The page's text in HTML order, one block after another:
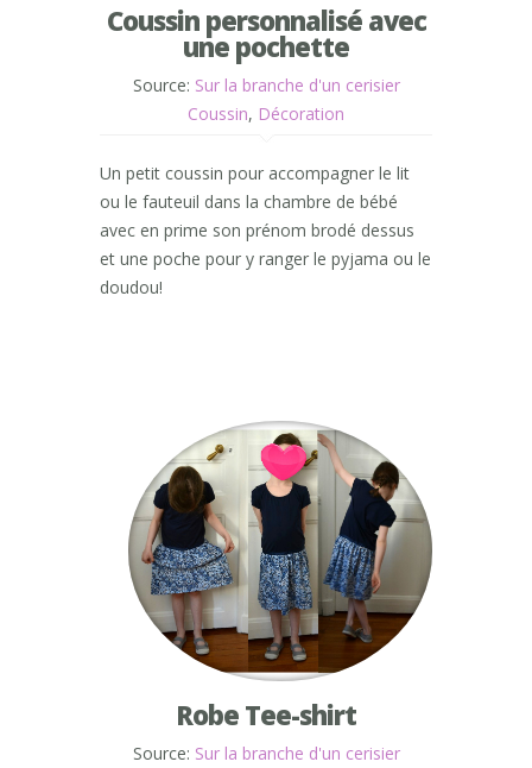
Coussin personnalisé avec
une pochette
Source: Sur la branche d'un cerisier
Coussin, Décoration
Un petit coussin pour accompagner le lit
ou le fauteuil dans la chambre de bébé
avec en prime son prénom brodé dessus
et une poche pour y ranger le pyjama ou le
doudou!
Robe Tee-shirt
Source: Sur la branche d'un cerisier